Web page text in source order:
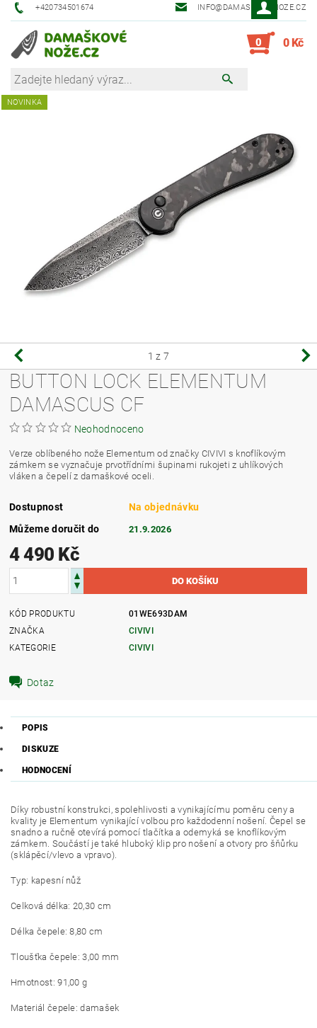
+420734501674 INFO@DAMASKOVE-NOZE.CZ
0 0 Kč
NOVINKA
1 z 7
BUTTON LOCK ELEMENTUM
DAMASCUS CF
Neohodnoceno
Verze oblíbeného nože Elementum od značky CIVIVI s knoflíkovým
zámkem se vyznačuje prvotřídními šupinami rukojeti z uhlíkových
vláken a čepelí z damaškové oceli.
Dostupnost
Na objednávku
Můžeme doručit do
21.9.2026
4 490 Kč
KÓD PRODUKTU
01WE693DAM
ZNAČKA
CIVIVI
KATEGORIE
CIVIVI
Dotaz
POPIS
DISKUZE
HODNOCENÍ
Díky robustní konstrukci, spolehlivosti a vynikajícímu poměru ceny a
kvality je Elementum vynikající volbou pro každodenní nošení. Čepel se
snadno a ručně otevírá pomocí tlačítka a odemyká se knoflíkovým
zámkem. Součástí je také hluboký klip pro nošení a otvory pro šňůrku
(sklápěcí/vlevo a vpravo).
Typ: kapesní nůž
Celková délka: 20,30 cm
Délka čepele: 8,80 cm
Tloušťka čepele: 3,00 mm
Hmotnost: 91,00 g
Materiál čepele: damašek